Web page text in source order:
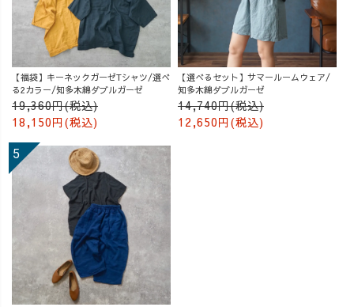
【福袋】キーネックガーゼTシャツ/選べ
る2カラー/知多木綿ダブルガーゼ
19,360円(税込)
18,150円(税込)
【選べるセット】サマールームウェア/
知多木綿ダブルガーゼ
14,740円(税込)
12,650円(税込)